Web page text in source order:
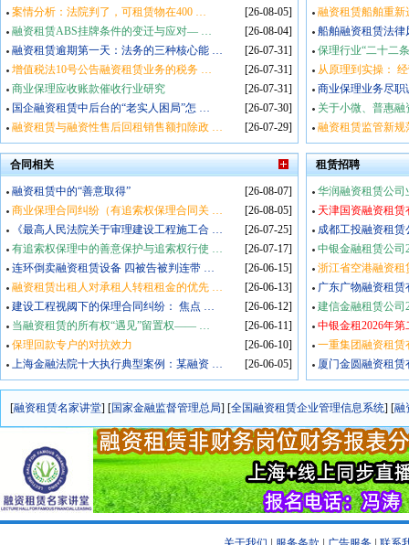
[26-08-05]
案情分析：法院判了，可租赁物在400 …
[26-08-04]
融资租赁ABS挂牌条件的变迁与应对— …
[26-07-31]
融资租赁逾期第一天：法务的三种核心能 …
[26-07-31]
增值税法10号公告融资租赁业务的税务 …
[26-07-31]
商业保理应收账款催收行业研究
[26-07-30]
国企融资租赁中后台的“老实人困局”怎 …
[26-07-29]
融资租赁与融资性售后回租销售额扣除政 …
融资租赁船舶重新
船舶融资租赁法律
保理行业“二十二
从原理到实操：
商业保理业务尽
关于小微、普惠
融资租赁监管新
合同相关
[26-08-07]
融资租赁中的“善意取得”
[26-08-05]
商业保理合同纠纷（有追索权保理合同关 …
[26-07-25]
《最高人民法院关于审理建设工程施工合 …
[26-07-17]
有追索权保理中的善意保护与追索权行使 …
[26-06-15]
连环倒卖融资租赁设备 四被告被判连带 …
[26-06-13]
融资租赁出租人对承租人转租租金的优先 …
[26-06-12]
建设工程视阈下的保理合同纠纷： 焦点 …
[26-06-11]
当融资租赁的所有权“遇见”留置权—— …
[26-06-10]
保理回款专户的对抗效力
[26-06-05]
上海金融法院十大执行典型案例：某融资 …
租赁招聘
华润融资租赁公
天津国资融资租赁
成都工投融资租赁
中银金融租赁公司
浙江省空港融资租
广东广物融资租
建信金融租赁公司
中银金租2026年
一重集团融资租
厦门金圆融资租
[融资租赁名家讲堂] [国家金融监督管理总局] [全国融资租赁企业管理信息系统] [融